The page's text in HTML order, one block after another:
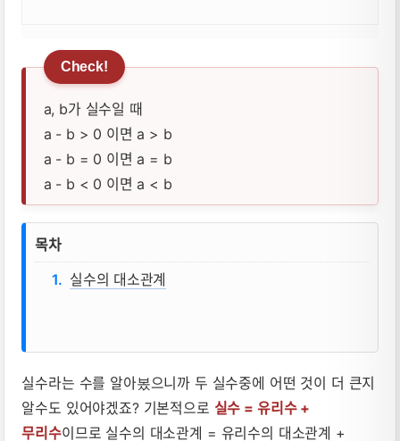
a, b가 실수일 때
a - b > 0 이면 a > b
a - b = 0 이면 a = b
a - b < 0 이면 a < b
실수의 대소관계, 실수의 크기비교 뜻,
목차
실수의 대소관계
실수라는 수를 알아봈으니까 두 실수중에 어떤 것이 더 큰지
알수도 있어야겠죠? 기본적으로 실수 = 유리수 +
무리수이므로 실수의 대소관계 = 유리수의 대소관계 +